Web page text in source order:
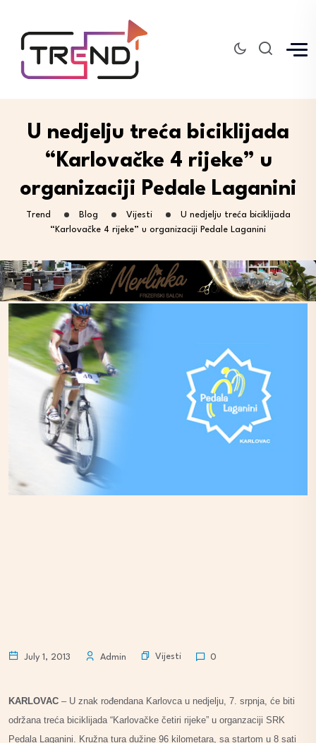
U nedjelju treća biciklijada
“Karlovačke 4 rijeke” u
organizaciji Pedale Laganini
Trend Blog Vijesti
U nedjelju treća biciklijada
“Karlovačke 4 rijeke” u organizaciji Pedale Laganini
July 1, 2013 Admin Vijesti 0
KARLOVAC – U znak rođendana Karlovca u nedjelju, 7. srpnja, će biti
održana treća biciklijada “Karlovačke četiri rijeke” u organzaciji SRK
Pedala Laganini. Kružna tura dužine 96 kilometara, sa startom u 8 sati